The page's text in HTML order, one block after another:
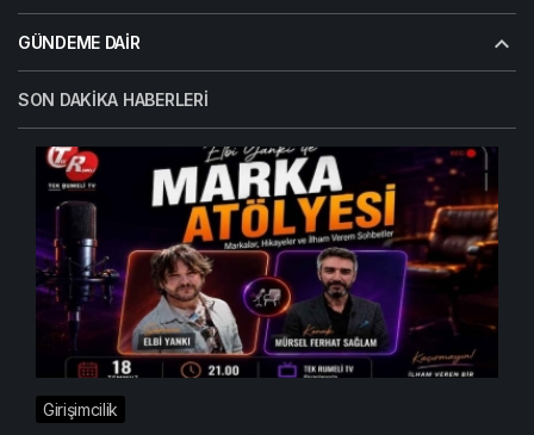
GÜNDEME DAIR
SON DAKIKA HABERLERI
Girişimcilik